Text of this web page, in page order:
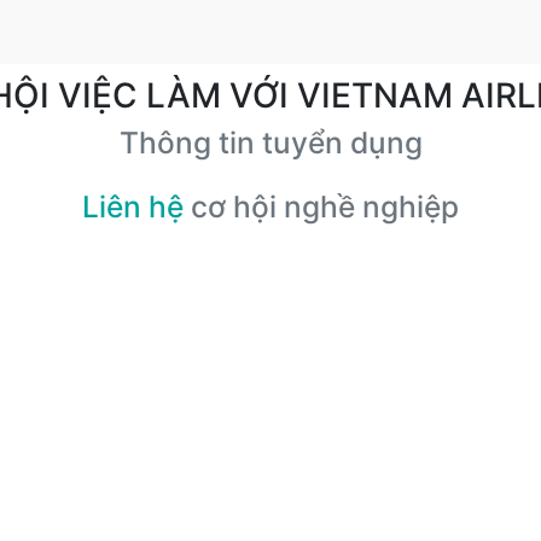
VIỆC LÀM VỚI VIETNAM
Thông tin tuyển dụng
Liên hệ cơ hội nghề nghiệp